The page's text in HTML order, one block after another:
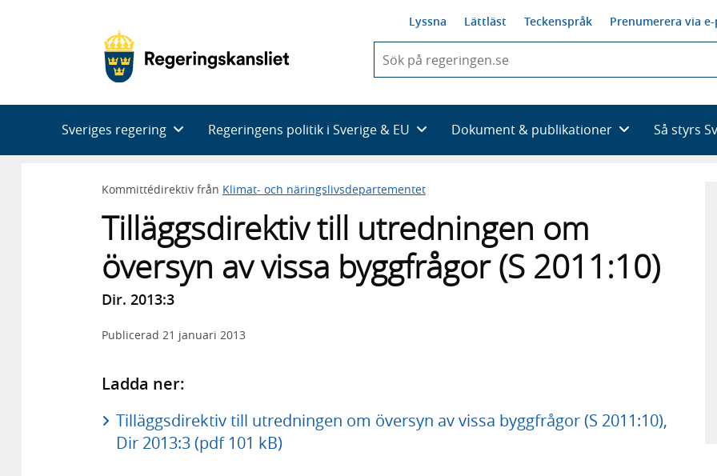
Lyssna Lättläst Teckenspråk Prenumerera via
du
skriva
framträder
en
med
Sveriges regering Regeringens politik i Sverige & EU Dokument & publikationer Så styrs
Kommittédirektiv från Klimat- och näringslivsdepartementet
Tilläggsdirektiv till utredningen om
översyn av vissa byggfrågor (S 2011:10)
Dir. 2013:3
Publicerad 21 januari 2013
Ladda ner:
Tilläggsdirektiv till utredningen om översyn av vissa byggfrågor (S 2011:10),
Dir 2013:3 (pdf 101 kB)